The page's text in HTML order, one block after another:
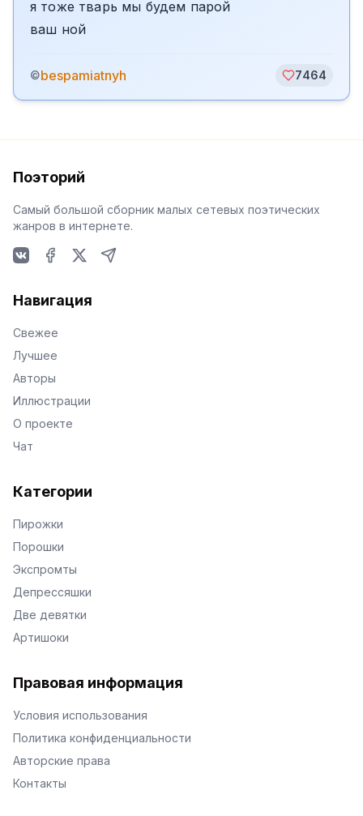
я тоже тварь мы будем парой
ваш ной
©bespamiatnyh 7464
Поэторий
Самый большой сборник малых сетевых поэтических
жанров в интернете.
Навигация
Свежее
Лучшее
Авторы
Иллюстрации
О проекте
Чат
Категории
Пирожки
Порошки
Экспромты
Депрессяшки
Две девятки
Артишоки
Правовая информация
Условия использования
Политика конфиденциальности
Авторские права
Контакты